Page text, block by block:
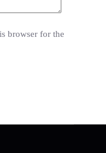
browser for the